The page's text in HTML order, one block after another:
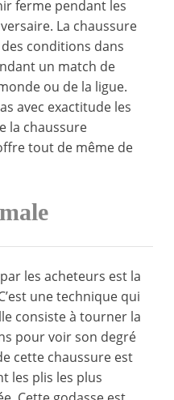
ferme pendant les
La chaussure
conditions dans
un match de
ou de la ligue.
avec exactitude les
la chaussure
tout de même de
les acheteurs est la
une technique qui
consiste à tourner la
pour voir son degré
cette chaussure est
les plis les plus